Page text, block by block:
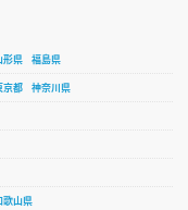
形県
福島県
京都
神奈川県
歌山県